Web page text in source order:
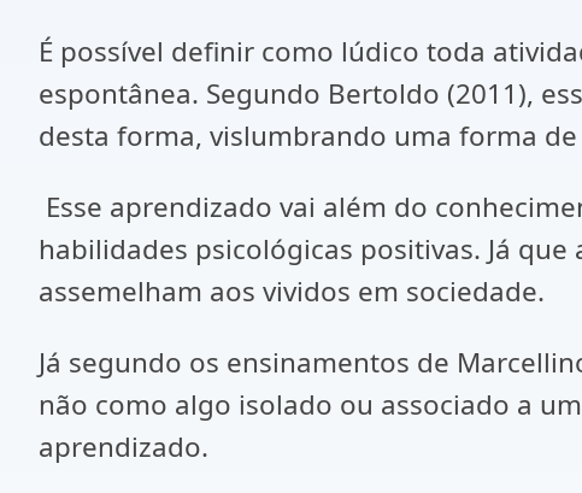
É possível definir como lúdico toda
espontânea. Segundo Bertoldo (2011),
desta forma, vislumbrando uma forma
Esse aprendizado vai além do
habilidades psicológicas positivas. Já
assemelham aos vividos em sociedade.
Já segundo os ensinamentos de
não como algo isolado ou associado a
aprendizado.